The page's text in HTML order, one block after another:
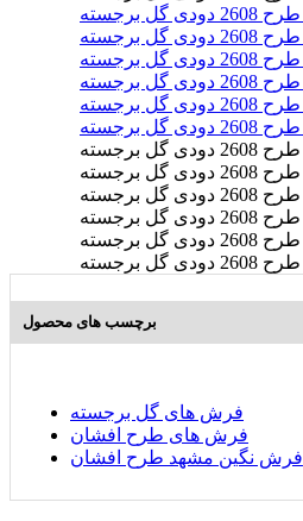
برچسب های محصول
فرش های گل برجسته
فرش های طرح افشان
فرش نگین مشهد طرح افشان